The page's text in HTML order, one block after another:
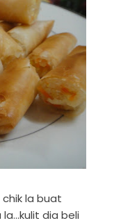
la buat
dia beli